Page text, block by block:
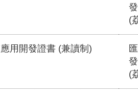
(
用開發證書 (兼讀制)
(